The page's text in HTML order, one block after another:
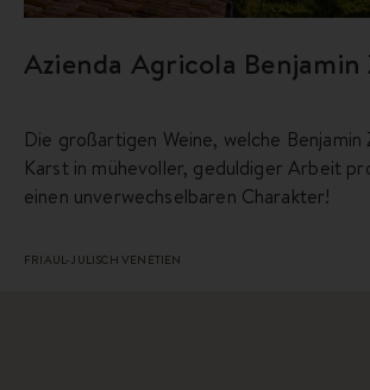
Azienda Agricola Benjamin
Die großartigen Weine, welche Benjamin
Karst in mühevoller, geduldiger Arbeit
einen unverwechselbaren Charakter!
FRIAUL-JULISCH VENETIEN